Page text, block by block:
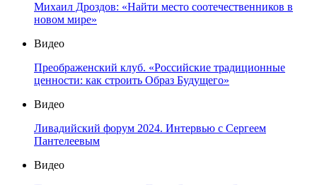
Михаил Дроздов: «Найти место соотечественников в
новом мире»
Видео
Преображенский клуб. «Российские традиционные
ценности: как строить Образ Будущего»
Видео
Ливадийский форум 2024. Интервью с Сергеем
Пантелеевым
Видео